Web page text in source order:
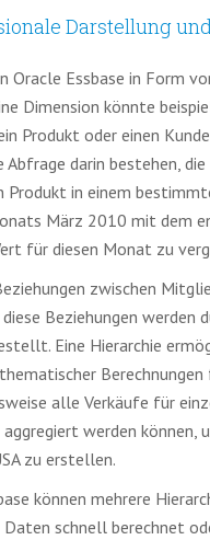
Darstellung
Oracle Essbase in Form
Dimension könnte
Produkt oder einen
Abfrage darin bestehen,
Produkt in einem
März 2010 mit dem
für diesen Monat zu
zwischen
Beziehungen werden
Eine Hierarchie
alle Verkäufe für
werden können,
zu erstellen.
können mehrere
Daten schnell berechnet